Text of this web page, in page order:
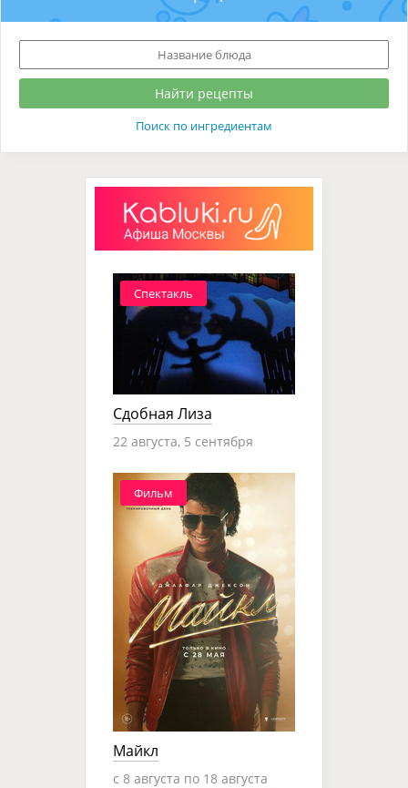
Поиск по ингредиентам
Спектакль
Сдобная Лиза
22 августа, 5 сентября
Фильм
Майкл
c 8 августа по 18 августа